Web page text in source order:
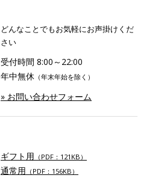
どんなことでもお気軽にお声掛けくだ
さい
受付時間 8:00～22:00
年中無休 （年末年始を除く）
» お問い合わせフォーム
ギフト用 （PDF：121KB）
通常用 （PDF：156KB）